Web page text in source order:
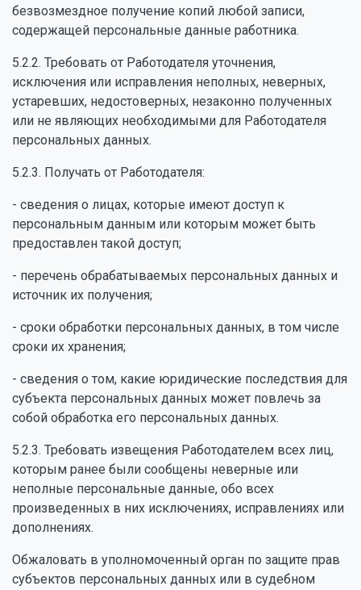
безвозмездное получение копий любой записи,
содержащей персональные данные работника.
5.2.2. Требовать от Работодателя уточнения,
исключения или исправления неполных, неверных,
устаревших, недостоверных, незаконно полученных
или не являющих необходимыми для Работодателя
персональных данных.
5.2.3. Получать от Работодателя:
- сведения о лицах, которые имеют доступ к
персональным данным или которым может быть
предоставлен такой доступ;
- перечень обрабатываемых персональных данных и
источник их получения;
- сроки обработки персональных данных, в том числе
сроки их хранения;
- сведения о том, какие юридические последствия для
субъекта персональных данных может повлечь за
собой обработка его персональных данных.
5.2.3. Требовать извещения Работодателем всех лиц,
которым ранее были сообщены неверные или
неполные персональные данные, обо всех
произведенных в них исключениях, исправлениях или
дополнениях.
Обжаловать в уполномоченный орган по защите прав
субъектов персональных данных или в судебном